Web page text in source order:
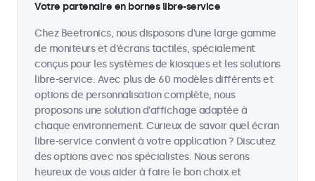
Votre partenaire en bornes libre-service
Chez Beetronics, nous disposons d'une large gamme
de moniteurs et d'écrans tactiles, spécialement
conçus pour les systèmes de kiosques et les solutions
libre-service. Avec plus de 60 modèles différents et
options de personnalisation complète, nous
proposons une solution d'affichage adaptée à
chaque environnement. Curieux de savoir quel écran
libre-service convient à votre application ? Discutez
des options avec nos spécialistes. Nous serons
heureux de vous aider à faire le bon choix et